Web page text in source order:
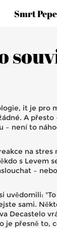
Smrt
, it je pro
A přesto
– není to
na stres
s Levem
–
"To
sami.
Decastelo
je přesně to,